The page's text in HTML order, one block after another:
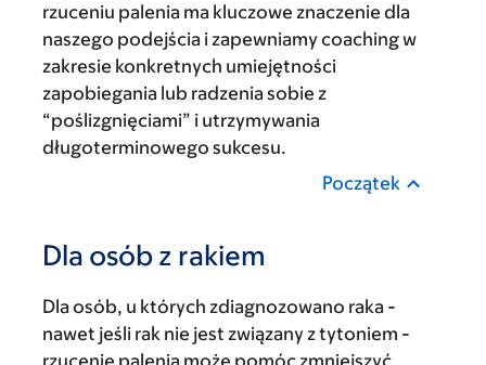
rzuceniu palenia ma kluczowe znaczenie dla
naszego podejścia i zapewniamy coaching w
zakresie konkretnych umiejętności
zapobiegania lub radzenia sobie z
“poślizgnięciami” i utrzymywania
długoterminowego sukcesu.
Początek
Dla osób z rakiem
Dla osób, u których zdiagnozowano raka -
nawet jeśli rak nie jest związany z tytoniem -
rzucenie palenia może pomóc zmniejszyć